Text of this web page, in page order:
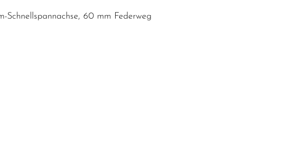
Schnellspannachse, 60 mm Federweg